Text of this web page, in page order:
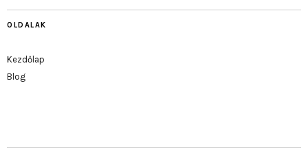
OLDALAK
Kezdőlap
Blog